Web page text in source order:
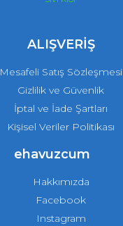
ALIŞVERİŞ
Mesafeli Satış Sözleşmesi
Gizlilik ve Güvenlik
İptal ve İade Şartları
Kişisel Veriler Politikası
ehavuzcum
Hakkımızda
Facebook
Instagram